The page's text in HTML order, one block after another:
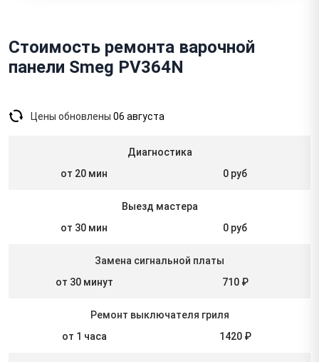
Стоимость ремонта варочной
панели Smeg PV364N
Цены обновлены 06 августа
Диагностика
от 20 мин
0 руб
Выезд мастера
от 30 мин
0 руб
Замена сигнальной платы
от 30 минут
710 ₽
Ремонт выключателя гриля
от 1 часа
1420 ₽